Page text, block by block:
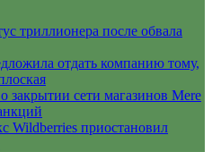
триллионера после обвала
отдать компанию тому,
сети магазинов Mere
Wildberries приостановил